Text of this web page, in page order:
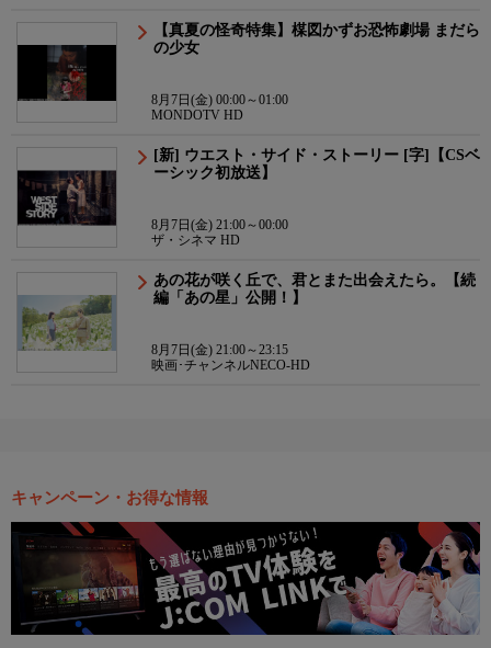
【真夏の怪奇特集】楳図かずお恐怖劇場 まだら
の少女
8月7日(金) 00:00～01:00
MONDOTV HD
[新] ウエスト・サイド・ストーリー [字]【CSベ
ーシック初放送】
8月7日(金) 21:00～00:00
ザ・シネマ HD
あの花が咲く丘で、君とまた出会えたら。【続
編「あの星」公開！】
8月7日(金) 21:00～23:15
映画･チャンネルNECO-HD
キャンペーン・お得な情報